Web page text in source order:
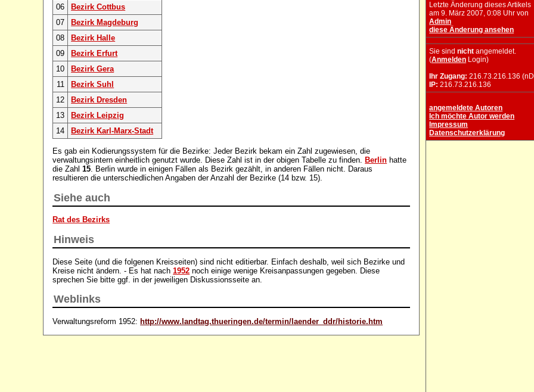
06
Bezirk Cottbus
07
Bezirk Magdeburg
08
Bezirk Halle
09
Bezirk Erfurt
10
Bezirk Gera
11
Bezirk Suhl
12
Bezirk Dresden
13
Bezirk Leipzig
14
Bezirk Karl-Marx-Stadt
Es gab ein Kodierungssystem für die Bezirke: Jeder Bezirk bekam ein Zahl zugewiesen, die
verwaltungsintern einheitlich genutzt wurde. Diese Zahl ist in der obigen Tabelle zu finden. Berlin hatte
die Zahl15. Berlin wurde in einigen Fällen als Bezirk gezählt, in anderen Fällen nicht. Daraus
resultieren die unterschiedlichen Angaben der Anzahl der Bezirke (14 bzw. 15).
Siehe auch
Rat des Bezirks
Hinweis
Diese Seite (und die folgenen Kreisseiten) sind nicht editierbar. Einfach deshalb, weil sich Bezirke und
Kreise nicht ändern. - Es hat nach1952 noch einige wenige Kreisanpassungen gegeben. Diese
sprechen Sie bitte ggf. in der jeweiligen Diskussionsseite an.
Weblinks
Verwaltungsreform 1952: http://www.landtag.thueringen.de/termin/laender_ddr/historie.htm
Letzte Änderung dieses Artikels
am 9. März 2007, 0:08 Uhr von
Admin
diese Änderung ansehen
Sie sindnicht angemeldet.
(Anmelden Login)
Ihr Zugang: 216.73.216.136
IP: 216.73.216.136
angemeldete Autoren
Ich möchte Autor werden
Impressum
Datenschutzerklärung